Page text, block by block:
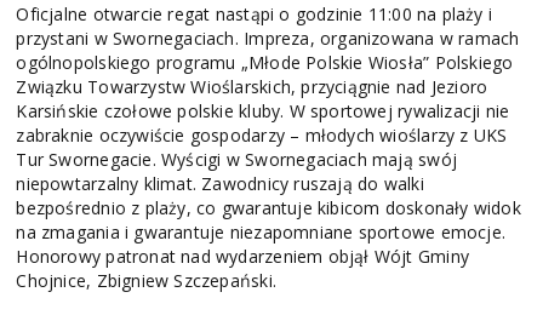
Oficjalne otwarcie regat nastąpi o godzinie 11:00 na plaży i
przystani w Swornegaciach. Impreza, organizowana w ramach
ogólnopolskiego programu „Młode Polskie Wiosła” Polskiego
Związku Towarzystw Wioślarskich, przyciągnie nad Jezioro
Karsińskie czołowe polskie kluby. W sportowej rywalizacji nie
zabraknie oczywiście gospodarzy – młodych wioślarzy z UKS
Tur Swornegacie. Wyścigi w Swornegaciach mają swój
niepowtarzalny klimat. Zawodnicy ruszają do walki
bezpośrednio z plaży, co gwarantuje kibicom doskonały widok
na zmagania i gwarantuje niezapomniane sportowe emocje.
Honorowy patronat nad wydarzeniem objął Wójt Gminy
Chojnice, Zbigniew Szczepański.